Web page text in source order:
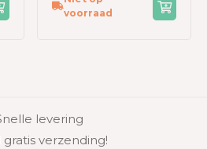
voorraad
levering
gratis verzending!